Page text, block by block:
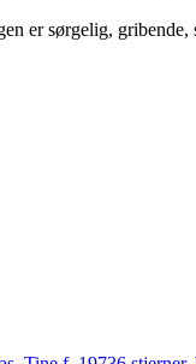
er sørgelig, gribende,